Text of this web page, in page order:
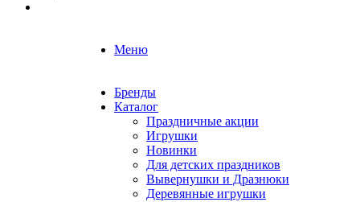
Меню
Бренды
Каталог
Праздничные акции
Игрушки
Новинки
Для детских праздников
Вывернушки и Дразнюки
Деревянные игрушки